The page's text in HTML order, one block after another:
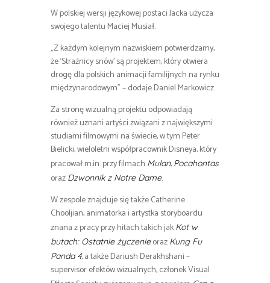
W polskiej wersji językowej postaci Jacka użycza
swojego talentu Maciej Musiał.
„Z każdym kolejnym nazwiskiem potwierdzamy,
że ‘Strażnicy snów’ są projektem, który otwiera
drogę dla polskich animacji familijnych na rynku
międzynarodowym” – dodaje Daniel Markowicz.
Za stronę wizualną projektu odpowiadają
również uznani artyści związani z największymi
studiami filmowymi na świecie, w tym Peter
Bielicki, wieloletni współpracownik Disneya, który
pracował m.in. przy filmach Mulan, Pocahontas
oraz Dzwonnik z Notre Dame.
W zespole znajduje się także Catherine
Chooljian, animatorka i artystka storyboardu
znana z pracy przy hitach takich jakKot w
butach: Ostatnie życzenieoraz Kung Fu
Panda 4, a także Dariush Derakhshani –
supervisor efektów wizualnych, członek Visual